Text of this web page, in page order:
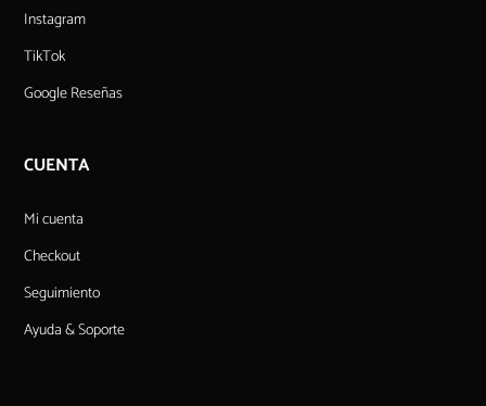
Instagram
TikTok
Google Reseñas
CUENTA
Mi cuenta
Checkout
Seguimiento
Ayuda & Soporte